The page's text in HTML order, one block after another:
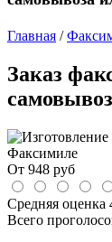
Главная /
Заказ
Факсимиле
От 948 руб
Средняя оценка
Всего